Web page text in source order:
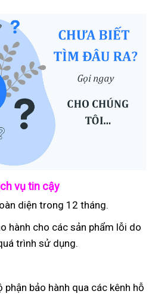
vụ tin cậy
diện trong 12 tháng.
hành cho các sản phẩm lỗi do
trình sử dụng.
phận bảo hành qua các kênh hỗ